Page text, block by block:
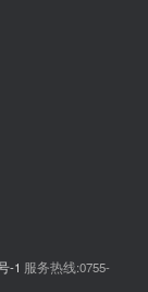
-1 服务热线:0755-